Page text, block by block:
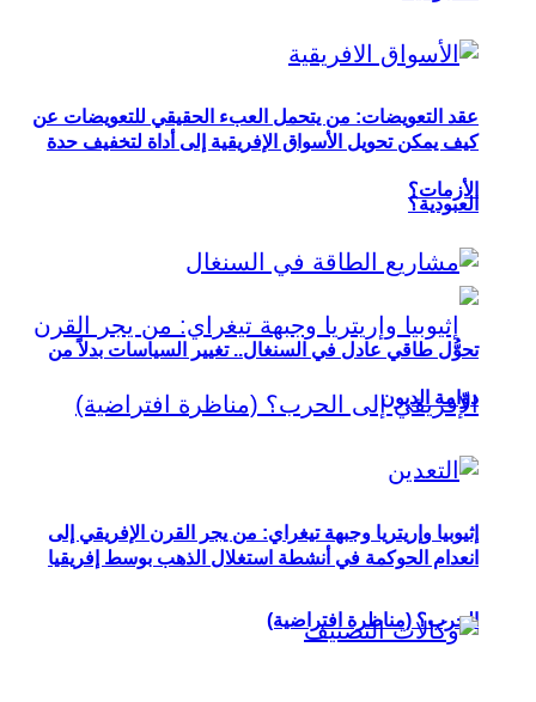
عقد التعويضات: من يتحمل العبء الحقيقي للتعويضات عن
العبودية؟
إثيوبيا وإريتريا وجبهة تيغراي: من يجر القرن الإفريقي إلى
الحرب؟ (مناظرة افتراضية)
كيف يمكن تحويل الأسواق الإفريقية إلى أداة لتخفيف حدة
الأزمات؟
تحوُّل طاقي عادل في السنغال.. تغيير السياسات بدلاً من
دوّامة الديون
انعدام الحوكمة في أنشطة استغلال الذهب بوسط إفريقيا